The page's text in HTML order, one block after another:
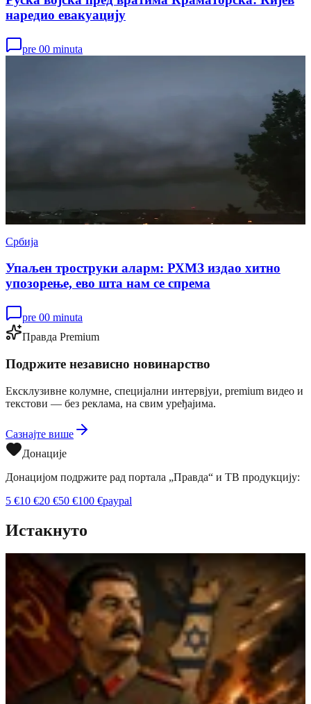
наредио евакуацију
pre 00 minuta
Србија
Упаљен троструки аларм: РХМЗ издао хитно
упозорење, ево шта нам се спрема
pre 00 minuta
Правда Premium
Подржите независно новинарство
Ексклузивне колумне, специјални интервјуи, premium видео и
текстови — без реклама, на свим уређајима.
Сазнајте више
Донације
Донацијом подржите рад портала „Правда“ и ТВ продукцију:
5 €10 €20 €50 €100 €paypal
Истакнуто